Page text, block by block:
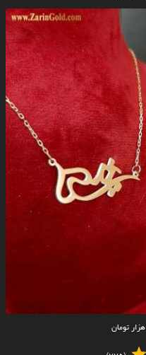
هزار تومان